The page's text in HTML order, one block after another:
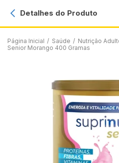
Página Inicial / Saúde / Nutrição
Senior Morango 400 Gramas
Detalhes do Produto